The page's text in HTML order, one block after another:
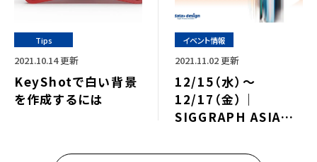
Tips
2021.10.14 更新
KeyShotで白い背景
を作成するには
イベント情報
2021.11.02 更新
12/15（水）～
12/17（金）｜
SIGGRAPH ASIA
ご案内⇒終了しました